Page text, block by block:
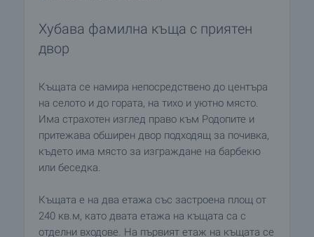
Хубава фамилна къща с приятен
двор
Къщата се намира непосредствено до центъра
на селото и до гората, на тихо и уютно място.
Има страхотен изглед право към Родопите и
притежава обширен двор подходящ за почивка,
където има място за изграждане на барбекю
или беседка.
Къщата е на два етажа със застроена площ от
240 кв.м, като двата етажа на къщата са с
отделни входове. На първият етаж на къщата се